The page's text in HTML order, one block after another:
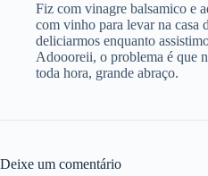
Fiz com vinagre balsamico e
com vinho para levar na casa
deliciarmos enquanto
Adoooreii, o problema é que
toda hora, grande abraço.
Deixe um comentário